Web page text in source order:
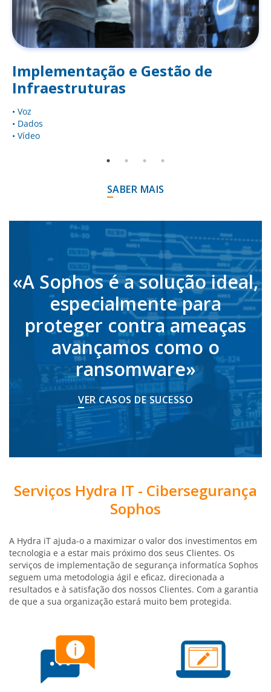
Implementação e Gestão de
Infraestruturas
• Voz
• Dados
• Vídeo
SABER MAIS
«A Sophos é a solução ideal,
especialmente para
proteger contra ameaças
avançamos como o
ransomware»
VER CASOS DE SUCESSO
Serviços Hydra IT - Cibersegurança
Sophos
A Hydra iT ajuda-o a maximizar o valor dos investimentos em
tecnologia e a estar mais próximo dos seus Clientes. Os
serviços de implementação de segurança informatíca Sophos
seguem uma metodologia ágil e eficaz, direcionada a
resultados e à satisfação dos nossos Clientes. Com a garantia
de que a sua organização estará muito bem protegida.